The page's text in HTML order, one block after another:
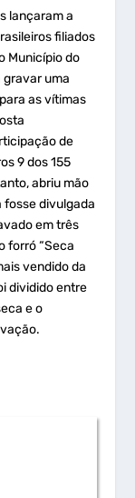
lançaram a
filiados
Município do
gravar uma
as vítimas
de
9 dos 155
abriu mão
fosse divulgada
em três
forró “Seca
vendido da
dividido entre
e o